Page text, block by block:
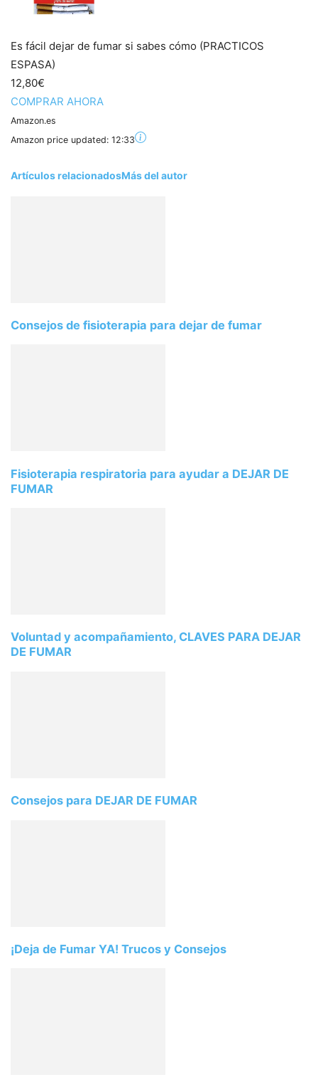
Es fácil dejar de fumar si sabes cómo (PRACTICOS
ESPASA)
12,80€
COMPRAR AHORA
Amazon.es
Amazon price updated: 12:33
Artículos relacionadosMás del autor
Consejos de fisioterapia para dejar de fumar
Fisioterapia respiratoria para ayudar a DEJAR DE
FUMAR
Voluntad y acompañamiento, CLAVES PARA DEJAR
DE FUMAR
Consejos para DEJAR DE FUMAR
¡Deja de Fumar YA! Trucos y Consejos